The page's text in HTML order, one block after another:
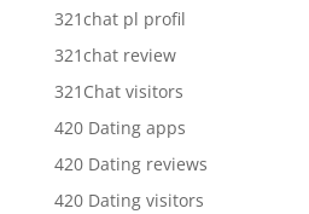
321chat pl profil
321chat review
321Chat visitors
420 Dating apps
420 Dating reviews
420 Dating visitors